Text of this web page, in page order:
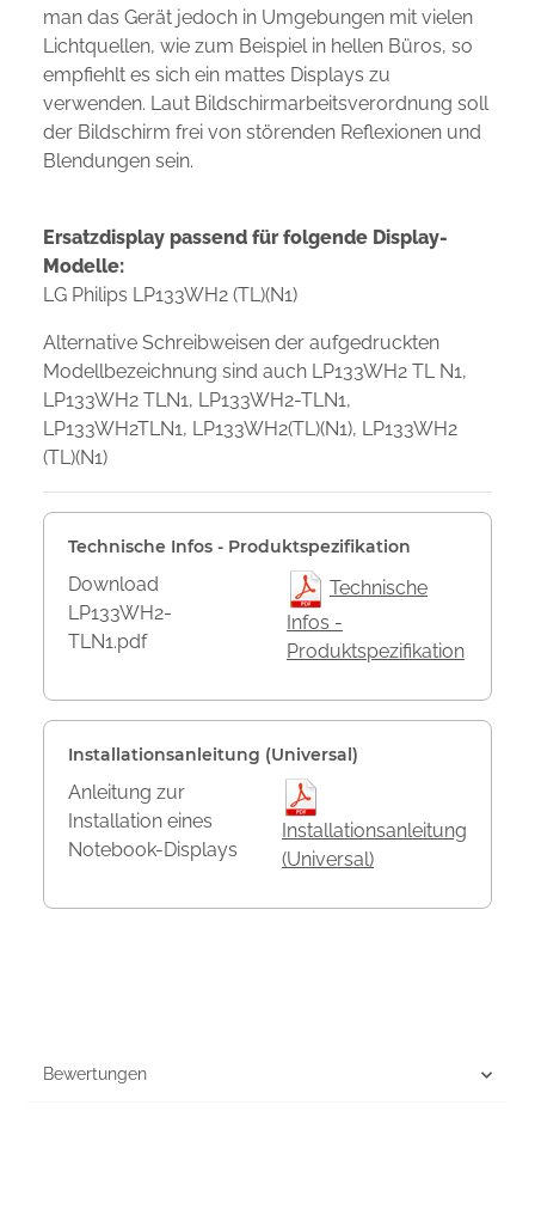
man das Gerät jedoch in Umgebungen mit vielen
Lichtquellen, wie zum Beispiel in hellen Büros, so
empfiehlt es sich ein mattes Displays zu
verwenden. Laut Bildschirmarbeitsverordnung soll
der Bildschirm frei von störenden Reflexionen und
Blendungen sein.
Ersatzdisplay passend für folgende Display-
Modelle:
LG Philips LP133WH2 (TL)(N1)
Alternative Schreibweisen der aufgedruckten
Modellbezeichnung sind auch LP133WH2 TL N1,
LP133WH2 TLN1, LP133WH2-TLN1,
LP133WH2TLN1, LP133WH2(TL)(N1), LP133WH2
(TL)(N1)
Technische Infos - Produktspezifikation
Download
LP133WH2-
TLN1.pdf
Technische
Infos -
Produktspezifikation
Installationsanleitung (Universal)
Anleitung zur
Installation eines
Notebook-Displays
Installationsanleitung
(Universal)
Bewertungen